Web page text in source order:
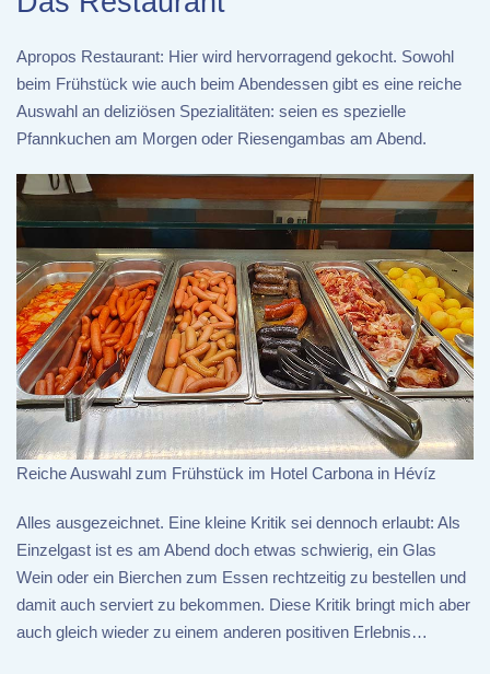
Apropos Restaurant: Hier wird hervorragend gekocht. Sowohl
beim Frühstück wie auch beim Abendessen gibt es eine reiche
Auswahl an deliziösen Spezialitäten: seien es spezielle
Pfannkuchen am Morgen oder Riesengambas am Abend.
Reiche Auswahl zum Frühstück im Hotel Carbona in Hévíz
Alles ausgezeichnet. Eine kleine Kritik sei dennoch erlaubt: Als
Einzelgast ist es am Abend doch etwas schwierig, ein Glas
Wein oder ein Bierchen zum Essen rechtzeitig zu bestellen und
damit auch serviert zu bekommen. Diese Kritik bringt mich aber
auch gleich wieder zu einem anderen positiven Erlebnis…